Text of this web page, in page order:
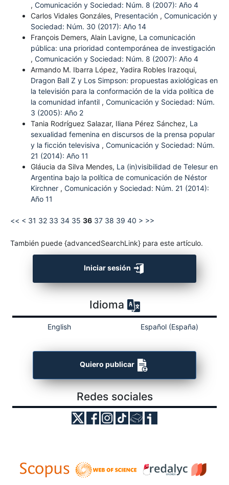
, Comunicación y Sociedad: Núm. 8 (2007): Año 4
Carlos Vidales Gonzáles, Presentación , Comunicación y
Sociedad: Núm. 30 (2017): Año 14
François Demers, Alain Lavigne, La comunicación
pública: una prioridad contemporánea de investigación
, Comunicación y Sociedad: Núm. 8 (2007): Año 4
Armando M. Ibarra López, Yadira Robles Irazoqui,
Dragon Ball Z y Los Simpson: propuestas axiológicas en
la televisión para la conformación de la vida política de
la comunidad infantil , Comunicación y Sociedad: Núm.
3 (2005): Año 2
Tania Rodríguez Salazar, Iliana Pérez Sánchez, La
sexualidad femenina en discursos de la prensa popular
y la ficción televisiva , Comunicación y Sociedad: Núm.
21 (2014): Año 11
Gláucia da Silva Mendes, La (in)visibilidad de Telesur en
Argentina bajo la política de comunicación de Néstor
Kirchner , Comunicación y Sociedad: Núm. 21 (2014):
Año 11
<< < 31 32 33 34 35 36 37 38 39 40 > >>
También puede {advancedSearchLink} para este artículo.
Iniciar sesión
Idioma
English Español (España)
Quiero publicar
Redes sociales